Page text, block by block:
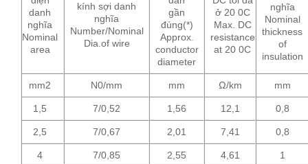
nghĩa
Nominal
thickness
of
insulation
danh
nghĩa
Nominal
area
kính sợi danh
nghĩa
Number/Nominal
Dia.of wire
gần
đúng(*)
Approx.
conductor
diameter
ở 20 0C
Max. DC
resistance
at 20 0C
mm2 N0/mm mm Ω/km mm
1,5 7/0,52 1,56 12,1 0,8
2,5 7/0,67 2,01 7,41 0,8
4 7/0,85 2,55 4,61 1